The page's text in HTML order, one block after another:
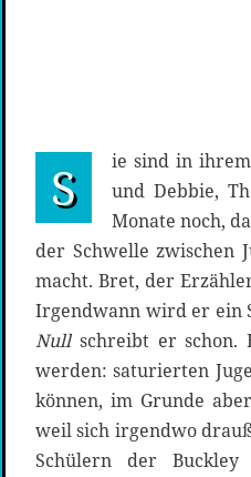
S
ie sind in
und Debbie,
Monate noch,
der Schwelle zwischen
macht. Bret, der
Irgendwann wird er ein
Nullschreibt er schon.
werden: saturierten
können, im Grunde
weil sich irgendwo
Schülern der